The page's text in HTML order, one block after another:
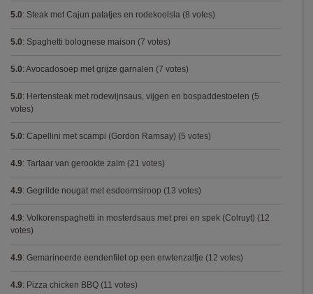
5.0: Steak met Cajun patatjes en rodekoolsla (8 votes)
5.0: Spaghetti bolognese maison (7 votes)
5.0: Avocadosoep met grijze garnalen (7 votes)
5.0: Hertensteak met rodewijnsaus, vijgen en bospaddestoelen (5
votes)
5.0: Capellini met scampi (Gordon Ramsay) (5 votes)
4.9: Tartaar van gerookte zalm (21 votes)
4.9: Gegrilde nougat met esdoornsiroop (13 votes)
4.9: Volkorenspaghetti in mosterdsaus met prei en spek (Colruyt) (12
votes)
4.9: Gemarineerde eendenfilet op een erwtenzalfje (12 votes)
4.9: Pizza chicken BBQ (11 votes)